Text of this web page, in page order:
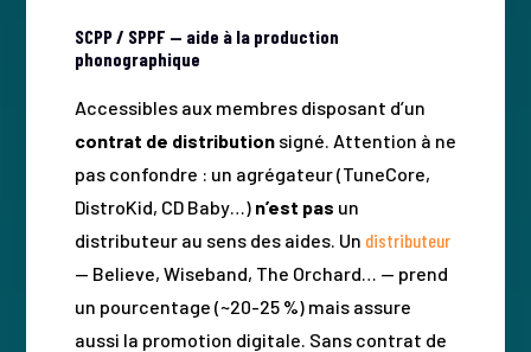
SCPP / SPPF — aide à la production
phonographique
Accessibles aux membres disposant d’un
contrat de distributionsigné. Attention à ne
pas confondre : un agrégateur (TuneCore,
DistroKid, CD Baby…) n’est pas un
distributeur au sens des aides. Un distributeur
— Believe, Wiseband, The Orchard… — prend
un pourcentage (~20-25 %) mais assure
aussi la promotion digitale. Sans contrat de